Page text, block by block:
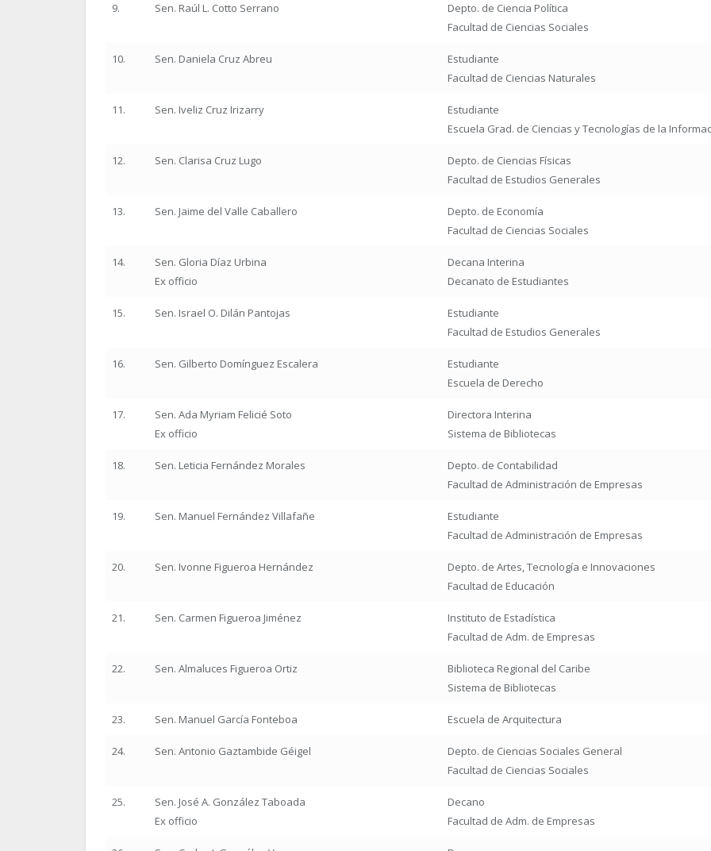
9. Sen. Raúl L. Cotto Serrano
Depto. de Ciencia Política
Facultad de Ciencias Sociales
10. Sen. Daniela Cruz Abreu
Estudiante
Facultad de Ciencias Naturales
11. Sen. Iveliz Cruz Irizarry
Estudiante
Escuela Grad. de Ciencias y Tecnologías de la
12. Sen. Clarisa Cruz Lugo
Depto. de Ciencias Físicas
Facultad de Estudios Generales
13. Sen. Jaime del Valle Caballero
Depto. de Economía
Facultad de Ciencias Sociales
14.
Sen. Gloria Díaz Urbina
Ex officio
Decana Interina
Decanato de Estudiantes
15. Sen. Israel O. Dilán Pantojas
Estudiante
Facultad de Estudios Generales
16. Sen. Gilberto Domínguez Escalera
Estudiante
Escuela de Derecho
17.
Sen. Ada Myriam Felicié Soto
Ex officio
Directora Interina
Sistema de Bibliotecas
18. Sen. Leticia Fernández Morales
Depto. de Contabilidad
Facultad de Administración de Empresas
19. Sen. Manuel Fernández Villafañe
Estudiante
Facultad de Administración de Empresas
20. Sen. Ivonne Figueroa Hernández
Depto. de Artes, Tecnología e Innovaciones
Facultad de Educación
21. Sen. Carmen Figueroa Jiménez
Instituto de Estadística
Facultad de Adm. de Empresas
22. Sen. Almaluces Figueroa Ortiz
Biblioteca Regional del Caribe
Sistema de Bibliotecas
23. Sen. Manuel García Fonteboa Escuela de Arquitectura
24. Sen. Antonio Gaztambide Géigel
Depto. de Ciencias Sociales General
Facultad de Ciencias Sociales
25.
Sen. José A. González Taboada
Ex officio
Decano
Facultad de Adm. de Empresas